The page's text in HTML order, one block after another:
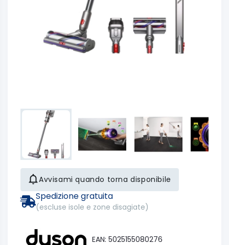
Avvisami quando torna disponibile
Spedizione gratuita
(escluse isole e zone disagiate)
EAN: 5025155080276